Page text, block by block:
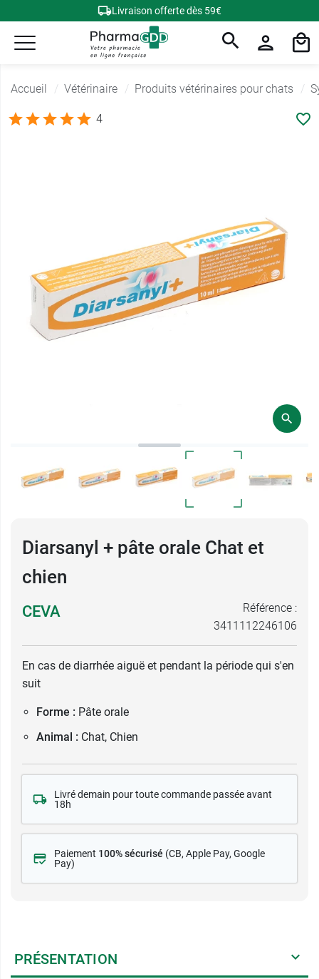
Livraison offerte dès 59€
Accueil Vétérinaire Produits vétérinaires pour chats
4
Diarsanyl + pâte orale Chat et
chien
CEVA
Référence :
3411112246106
En cas de diarrhée aiguë et pendant la période qui s'en
suit
Forme : Pâte orale
Animal : Chat, Chien
Livré demain pour toute commande passée avant
18h
Paiement 100% sécurisé (CB, Apple Pay, Google
Pay)
PRÉSENTATION